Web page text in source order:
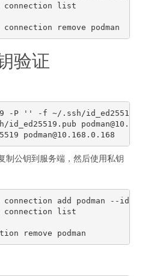
connection list
验证
-P '' -f ~/.ssh/id_ed25519
制公钥到服务端，然后使用私钥
connection add podman --
connection list